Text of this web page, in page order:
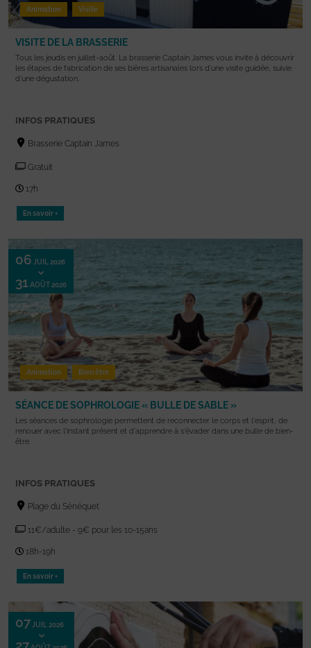
Animation Visite
VISITE DE LA BRASSERIE
Tous les jeudis en juillet-août. La brasserie Captain James vous invite à découvrir
les étapes de fabrication de ses bières artisanales lors d’une visite guidée, suivie
d’une dégustation.
INFOS PRATIQUES
Brasserie Captain James
Gratuit
17h
En savoir +
06 JUIL 2026
31 AOÛT 2026
Animation Bien être
SÉANCE DE SOPHROLOGIE « BULLE DE SABLE »
Les séances de sophrologie permettent de reconnecter le corps et l'esprit, de
renouer avec l'instant présent et d'apprendre à s'évader dans une bulle de bien-
être.
INFOS PRATIQUES
Plage du Sénéquet
11€/adulte - 9€ pour les 10-15ans
18h-19h
En savoir +
07 JUIL 2026